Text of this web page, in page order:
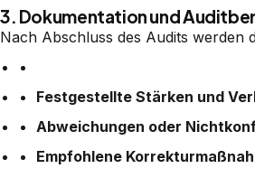
3. Dokumentation und
Nach Abschluss des Audits werden
Festgestellte Stärken und
Abweichungen oder
Empfohlene